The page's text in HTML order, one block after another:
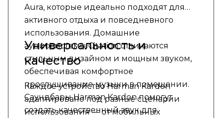
Aura, которые идеально подходят для
активного отдыха и повседневного
использования. Домашние
аудиосистемы Citation отличаются
стильным дизайном и мощным звуком,
обеспечивая комфортное
прослушивание музыки в помещении.
Саундбары Harman Kardon помогут
создать качественный звук для
Универсальность и
качество
Каждое устройство Harman Kardon
адаптировано под разные сценарии
использования — от мобильных